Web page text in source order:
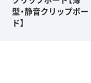
型・静音クリップボー
ド】